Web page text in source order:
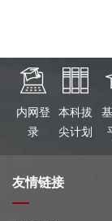
内网登
录
本科拔
尖计划
友情链接